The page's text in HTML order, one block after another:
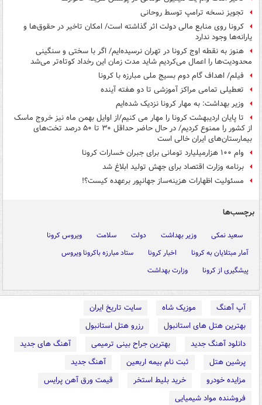
تجویز نسخه ترامپ توسط روحانی
کرونا روی منابع مالی دولت اثر گذاشته است/ امکان تاخیر در حقوق‌ها و
یارانه‌ها وجود ندارد
هنوز به نقطه اوج کرونا در تهران نرسیده‌ایم/ اگر با سختی و سنگینی
محدودیت‌ها را اعمال می‌کردیم شاید مدت زمان این رخداد کوتاه‌تر می‌شد
فیلم/ اهداف گام دوم بسیج ملی مبارزه با کرونا
تعطیلی تمامی مراکز آموزشی تا دو هفته آینده
وزیر بهداشت: به مهار کرونا نزدیک شده‌ایم
تا پایان اردیبهشت کرونا را مهار می کنیم/از اوایل بهمن ماه نیز خروج ماسک
از کشور را ممنوع کردیم/ در حال حاضر حداقل ۳۰ تا ۵۰ درصد تخت‌های
بیمارستان‌های ایران خالی است
وام ۱۰۰ هزارمیلیارد تومانی برای جبران خسارات کرونا
برنامه وزارت اقتصاد برای جهش تولید ابلاغ شد
مسئولیت اظهارات هزینه‌ساز جهانپور برعهده کیست؟!
برچسب‌ها
سعید نمکی وزیر بهداشت دولت سلامت
ویروس کرونا
آمار مبتلایان به کرونا
اخبار کرونا
ستاد مبارزه باکرونا ویروس
پیشگیری از کرونا
وزارت بهداشت
آپ آهنگ موزیک شاه
سایت تاریخ ایران
بهترین هتل های استانبول
رزرو هتل استانبول
دانلود آهنگ جدید
بهترین جراح بینی ترمیمی
آهنگ های جدید
پرشین هتل
ثبت نام بیمه اربعین
آهنگ جدید
مزایده خودرو
خرید بلیط استخر
قیمت ورق آهن پرایس
فروشنده مواد شیمیایی